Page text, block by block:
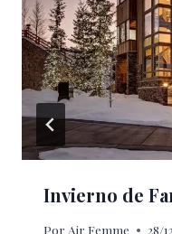
Invierno de
Por Air Femme 28/